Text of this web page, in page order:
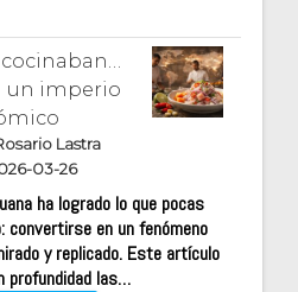
un imperio
Lastra
03-26
ha logrado lo que pocas
convertirse en un fenómeno
y replicado. Este artículo
profundidad las…